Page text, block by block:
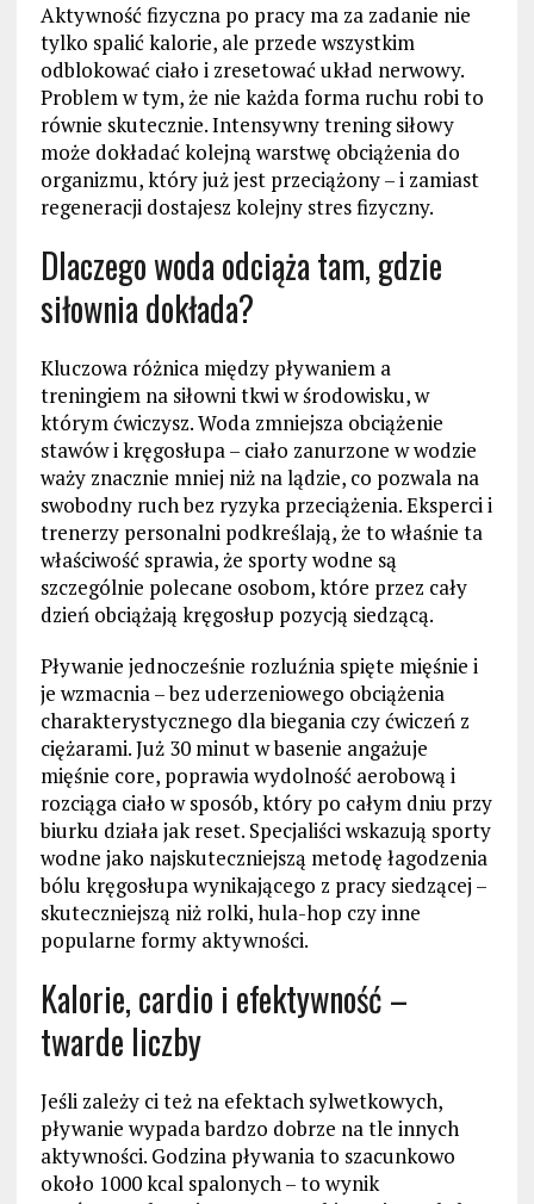
Aktywność fizyczna po pracy ma za zadanie nie
tylko spalić kalorie, ale przede wszystkim
odblokować ciało i zresetować układ nerwowy.
Problem w tym, że nie każda forma ruchu robi to
równie skutecznie. Intensywny trening siłowy
może dokładać kolejną warstwę obciążenia do
organizmu, który już jest przeciążony – i zamiast
regeneracji dostajesz kolejny stres fizyczny.
Dlaczego woda odciąża tam, gdzie
siłownia dokłada?
Kluczowa różnica między pływaniem a
treningiem na siłowni tkwi w środowisku, w
którym ćwiczysz. Woda zmniejsza obciążenie
stawów i kręgosłupa – ciało zanurzone w wodzie
waży znacznie mniej niż na lądzie, co pozwala na
swobodny ruch bez ryzyka przeciążenia. Eksperci i
trenerzy personalni podkreślają, że to właśnie ta
właściwość sprawia, że sporty wodne są
szczególnie polecane osobom, które przez cały
dzień obciążają kręgosłup pozycją siedzącą.
Pływanie jednocześnie rozluźnia spięte mięśnie i
je wzmacnia – bez uderzeniowego obciążenia
charakterystycznego dla biegania czy ćwiczeń z
ciężarami. Już 30 minut w basenie angażuje
mięśnie core, poprawia wydolność aerobową i
rozciąga ciało w sposób, który po całym dniu przy
biurku działa jak reset. Specjaliści wskazują sporty
wodne jako najskuteczniejszą metodę łagodzenia
bólu kręgosłupa wynikającego z pracy siedzącej –
skuteczniejszą niż rolki, hula-hop czy inne
popularne formy aktywności.
Kalorie, cardio i efektywność –
twarde liczby
Jeśli zależy ci też na efektach sylwetkowych,
pływanie wypada bardzo dobrze na tle innych
aktywności. Godzina pływania to szacunkowo
około 1000 kcal spalonych – to wynik